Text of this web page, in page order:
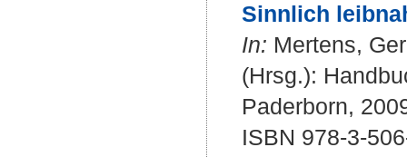
Sinnlich
In: Mertens,
(Hrsg.):
Paderborn,
ISBN 978-3-